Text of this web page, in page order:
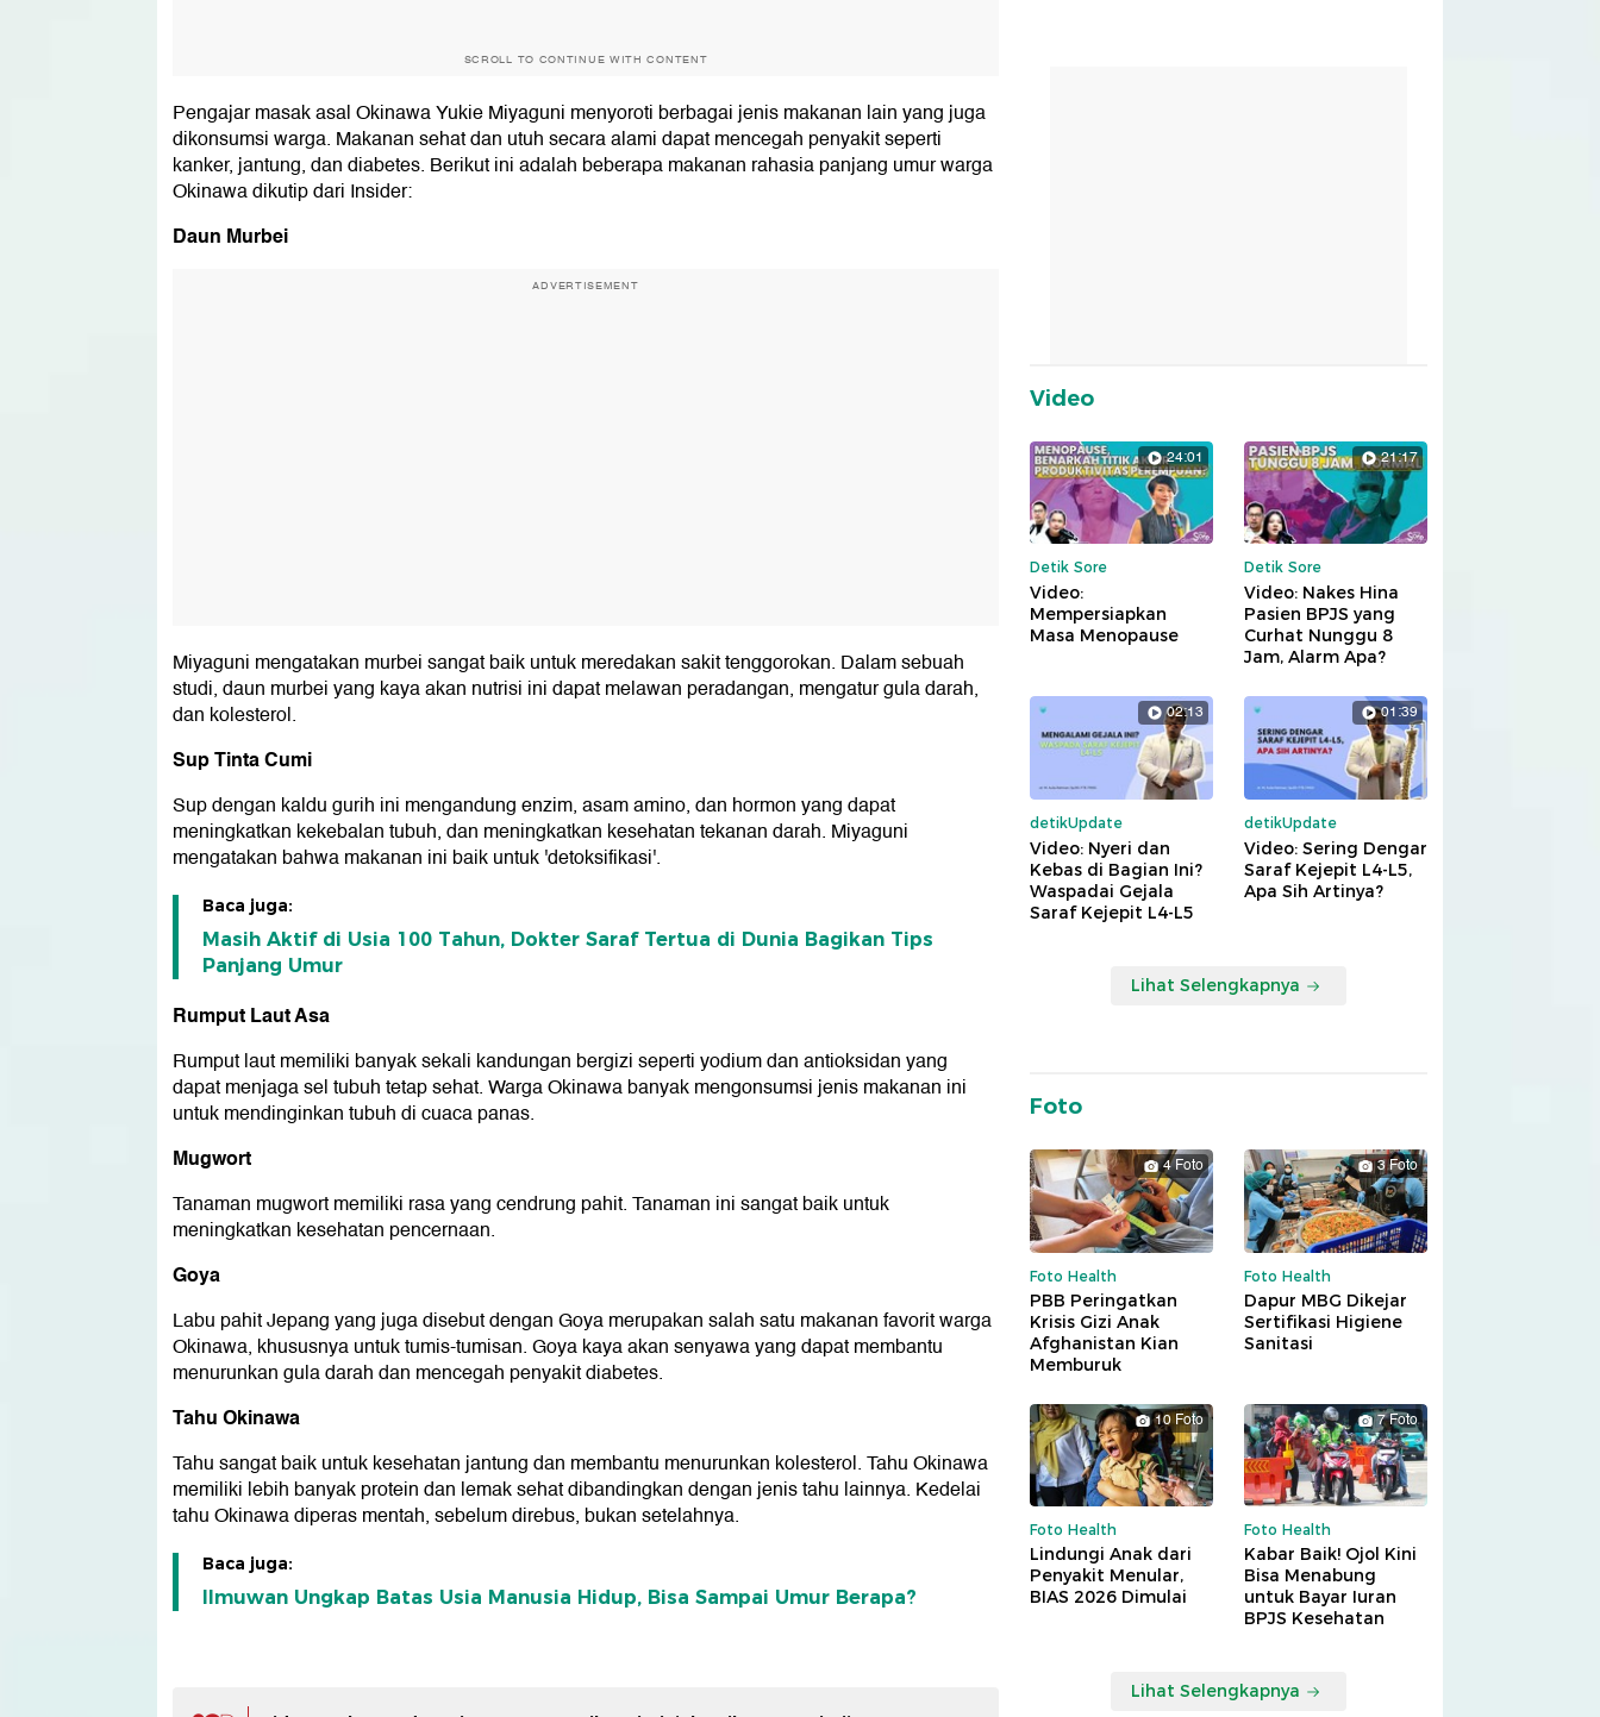
SCROLL TO CONTINUE WITH CONTENT
Pengajar masak asal Okinawa Yukie Miyaguni menyoroti berbagai jenis makanan lain yang juga
dikonsumsi warga. Makanan sehat dan utuh secara alami dapat mencegah penyakit seperti
kanker, jantung, dan diabetes. Berikut ini adalah beberapa makanan rahasia panjang umur warga
Okinawa dikutip dari Insider:
Daun Murbei
ADVERTISEMENT
Miyaguni mengatakan murbei sangat baik untuk meredakan sakit tenggorokan. Dalam sebuah
studi, daun murbei yang kaya akan nutrisi ini dapat melawan peradangan, mengatur gula darah,
dan kolesterol.
Sup Tinta Cumi
Sup dengan kaldu gurih ini mengandung enzim, asam amino, dan hormon yang dapat
meningkatkan kekebalan tubuh, dan meningkatkan kesehatan tekanan darah. Miyaguni
mengatakan bahwa makanan ini baik untuk 'detoksifikasi'.
Baca juga:
Masih Aktif di Usia 100 Tahun, Dokter Saraf Tertua di Dunia Bagikan Tips
Panjang Umur
Rumput Laut Asa
Rumput laut memiliki banyak sekali kandungan bergizi seperti yodium dan antioksidan yang
dapat menjaga sel tubuh tetap sehat. Warga Okinawa banyak mengonsumsi jenis makanan ini
untuk mendinginkan tubuh di cuaca panas.
Mugwort
Tanaman mugwort memiliki rasa yang cendrung pahit. Tanaman ini sangat baik untuk
meningkatkan kesehatan pencernaan.
Goya
Labu pahit Jepang yang juga disebut dengan Goya merupakan salah satu makanan favorit warga
Okinawa, khususnya untuk tumis-tumisan. Goya kaya akan senyawa yang dapat membantu
menurunkan gula darah dan mencegah penyakit diabetes.
Tahu Okinawa
Tahu sangat baik untuk kesehatan jantung dan membantu menurunkan kolesterol. Tahu Okinawa
memiliki lebih banyak protein dan lemak sehat dibandingkan dengan jenis tahu lainnya. Kedelai
tahu Okinawa diperas mentah, sebelum direbus, bukan setelahnya.
Baca juga:
Ilmuwan Ungkap Batas Usia Manusia Hidup, Bisa Sampai Umur Berapa?
Video
24:01
Detik Sore
Video:
Mempersiapkan
Masa Menopause
21:17
Detik Sore
Video: Nakes Hina
Pasien BPJS yang
Curhat Nunggu 8
Jam, Alarm Apa?
02:13
detikUpdate
Video: Nyeri dan
Kebas di Bagian Ini?
Waspadai Gejala
Saraf Kejepit L4-L5
01:39
detikUpdate
Video: Sering Dengar
Saraf Kejepit L4-L5,
Apa Sih Artinya?
Lihat Selengkapnya
Foto
4 Foto
Foto Health
PBB Peringatkan
Krisis Gizi Anak
Afghanistan Kian
Memburuk
3 Foto
Foto Health
Dapur MBG Dikejar
Sertifikasi Higiene
Sanitasi
10 Foto
Foto Health
Lindungi Anak dari
Penyakit Menular,
BIAS 2026 Dimulai
7 Foto
Foto Health
Kabar Baik! Ojol Kini
Bisa Menabung
untuk Bayar Iuran
BPJS Kesehatan
Lihat Selengkapnya